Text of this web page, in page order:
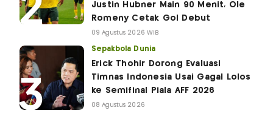
Justin Hubner Main 90 Menit, Ole
Romeny Cetak Gol Debut
09 Agustus 2026 WIB
Sepakbola Dunia
Erick Thohir Dorong Evaluasi
Timnas Indonesia Usai Gagal Lolos
ke Semifinal Piala AFF 2026
08 Agustus 2026